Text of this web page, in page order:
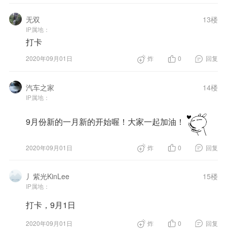
13楼
无双
IP属地：
打卡
2020年09月01日 炸 0 回复
14楼
汽车之家
IP属地：
9月份新的一月新的开始喔！大家一起加油！
2020年09月01日 炸 0 回复
15楼
丿紫光KinLee
IP属地：
打卡，9月1日
2020年09月01日 炸 0 回复